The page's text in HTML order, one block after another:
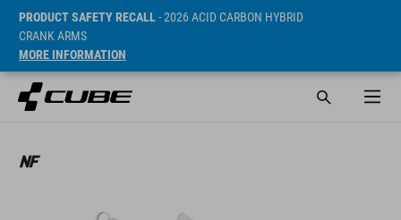
PRODUCT SAFETY RECALL- 2026 ACID CARBON HYBRID
CRANK ARMS
MORE INFORMATION